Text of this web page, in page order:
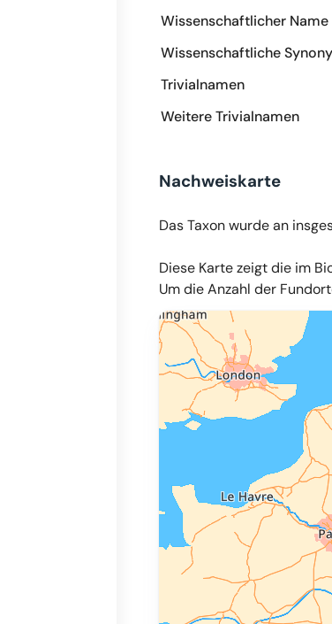
Wissenschaftlicher Name
Wissenschaftliche
Trivialnamen
Weitere Trivialnamen
Nachweiskarte
Das Taxon wurde an
Diese Karte zeigt die im
Um die Anzahl der
© OpenMapTiles OpenStreetMap